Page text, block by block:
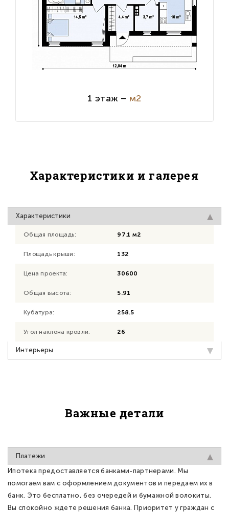
1 этаж – м2
Характеристики и галерея
Характеристики
Общая площадь: 97.1 м2
Площадь крыши: 132
Цена проекта: 30600
Общая высота: 5.91
Кубатура: 258.5
Угол наклона кровли: 26
Интерьеры
Важные детали
Платежи
Ипотека предоставляется банками-партнерами. Мы
помогаем вам с оформлением документов и передаем их в
банк. Это бесплатно, без очередей и бумажной волокиты.
Вы спокойно ждете решения банка. Приоритет у граждан с